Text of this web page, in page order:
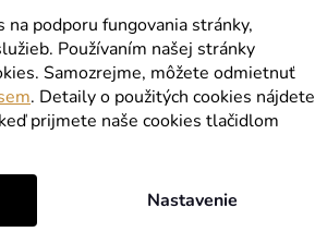
na podporu fungovania stránky,
Používaním našej stránky
Samozrejme, môžete odmietnuť
. Detaily o použitých cookies nájdete
prijmete naše cookies tlačidlom
Nastavenie